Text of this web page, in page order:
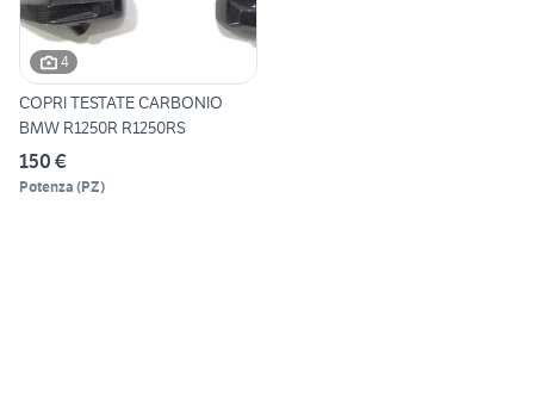
4
COPRI TESTATE CARBONIO
BMW R1250R R1250RS
150 €
Potenza (PZ)